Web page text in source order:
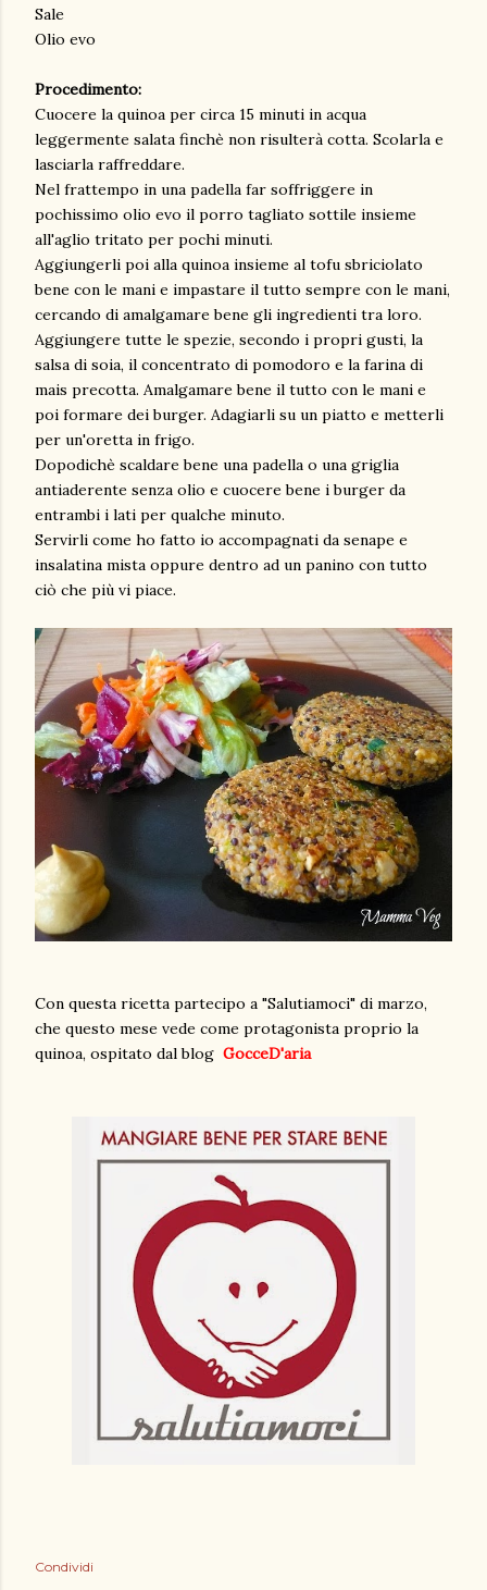
Sale
Olio evo
Procedimento:
Cuocere la quinoa per circa 15 minuti in acqua
leggermente salata finchè non risulterà cotta. Scolarla e
lasciarla raffreddare.
Nel frattempo in una padella far soffriggere in
pochissimo olio evo il porro tagliato sottile insieme
all'aglio tritato per pochi minuti.
Aggiungerli poi alla quinoa insieme al tofu sbriciolato
bene con le mani e impastare il tutto sempre con le mani,
cercando di amalgamare bene gli ingredienti tra loro.
Aggiungere tutte le spezie, secondo i propri gusti, la
salsa di soia, il concentrato di pomodoro e la farina di
mais precotta. Amalgamare bene il tutto con le mani e
poi formare dei burger. Adagiarli su un piatto e metterli
per un'oretta in frigo.
Dopodichè scaldare bene una padella o una griglia
antiaderente senza olio e cuocere bene i burger da
entrambi i lati per qualche minuto.
Servirli come ho fatto io accompagnati da senape e
insalatina mista oppure dentro ad un panino con tutto
ciò che più vi piace.
Con questa ricetta partecipo a "Salutiamoci" di marzo,
che questo mese vede come protagonista proprio la
quinoa, ospitato dal blog GocceD'aria
Condividi